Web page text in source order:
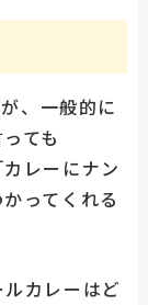
、一般的に
ても
レーにナン
ってくれる
カレーはど